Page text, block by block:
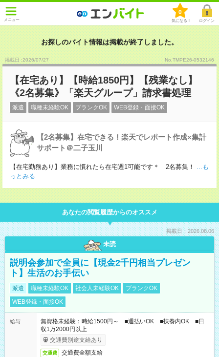
メニュー
0
気になる！ ログイン
お探しのバイト情報は掲載が終了しました。
掲載日 :2026/07/27 No.TMPE26-0532146
【在宅あり】【時給1850円】【残業なし】
《2名募集》「楽天グループ」請求書処理
派遣 職種未経験OK ブランクOK WEB登録・面接OK
【2名募集】在宅できる！楽天でレポート作成×集計
サポート＠二子玉川
【在宅勤務あり】業務に慣れたら在宅週1可能です＊ 2名募集！
...も
っとみる
あなたの閲覧履歴からのオススメ
掲載日：2026.08.06
未読
説明会参加で全員に【現金2千円相当プレゼン
ト】生活のお手伝い
派遣 職種未経験OK 社会人未経験OK
ブランクOK
WEB登録・面接OK
給与
無資格未経験：時給1500円～ ■週払いOK ■扶養内OK ■日
収1万2000円以上
交通費別途支給あり
交通費 交通費全額支給